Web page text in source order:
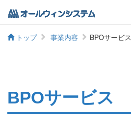
トップ 事業内容 BPOサービス
BPOサービス